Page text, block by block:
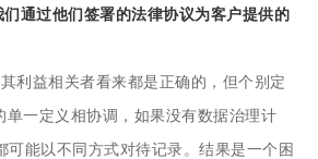
通过他们签署的法律协议为客户提供的
益相关者看来都是正确的，但个别定
单一定义相协调，如果没有数据治理计
可能以不同方式对待记录。结果是一个困